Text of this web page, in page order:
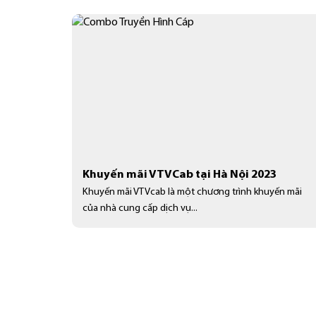
Khuyến mãi VTVCab tại Hà Nội 2023
Khuyến mãi VTVcab là một chương trình khuyến mãi
của nhà cung cấp dịch vụ...